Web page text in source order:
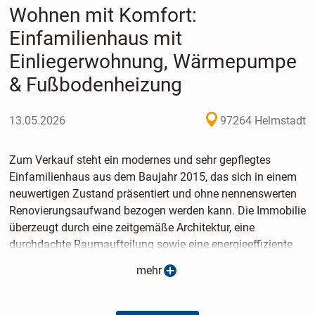
Wohnen mit Komfort:
Einfamilienhaus mit
Einliegerwohnung, Wärmepumpe
& Fußbodenheizung
13.05.2026 97264 Helmstadt
Zum Verkauf steht ein modernes und sehr gepflegtes
Einfamilienhaus aus dem Baujahr 2015, das sich in einem
neuwertigen Zustand präsentiert und ohne nennenswerten
Renovierungsaufwand bezogen werden kann. Die Immobilie
überzeugt durch eine zeitgemäße Architektur, eine
durchdachte Raumaufteilung sowie eine energieeffiziente
technische Ausstattung. Besonders hervorzuheben ist die
integrierte Einliegerwohnung, die sich ideal für
separater Arbeits- bzw. Gästebereich eignet.
mehr